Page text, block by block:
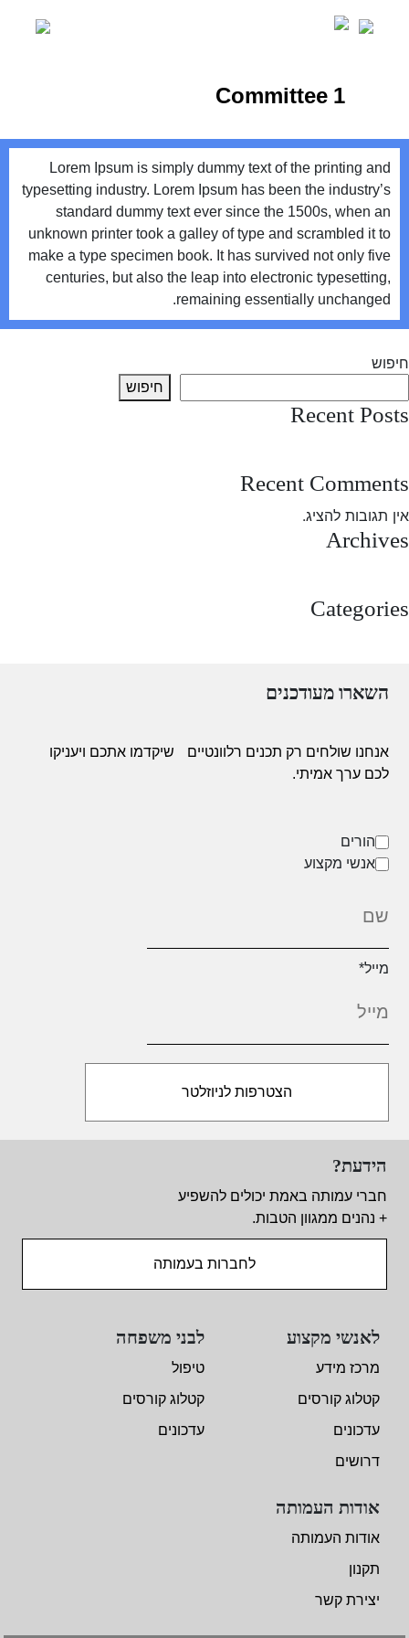
Committee 1
Lorem Ipsum is simply dummy text of the printing and
typesetting industry. Lorem Ipsum has been the industry’s
standard dummy text ever since the 1500s, when an
unknown printer took a galley of type and scrambled it to
make a type specimen book. It has survived not only five
centuries, but also the leap into electronic typesetting,
remaining essentially unchanged.
חיפוש
חיפוש
Recent Posts
Recent Comments
אין תגובות להציג.
Archives
Categories
השארו מעודכנים
אנחנו שולחים רק תכנים רלוונטיים שיקדמו אתכם ויעניקו
לכם ערך אמיתי.
הורים
אנשי מקצוע
מייל*
הידעת?
חברי עמותה באמת יכולים להשפיע
+ נהנים ממגוון הטבות.
לחברות בעמותה
אודות העמותה
אודות העמותה
תקנון
יצירת קשר
לאנשי מקצוע
מרכז מידע
קטלוג קורסים
עדכונים
דרושים
לבני משפחה
טיפול
קטלוג קורסים
עדכונים